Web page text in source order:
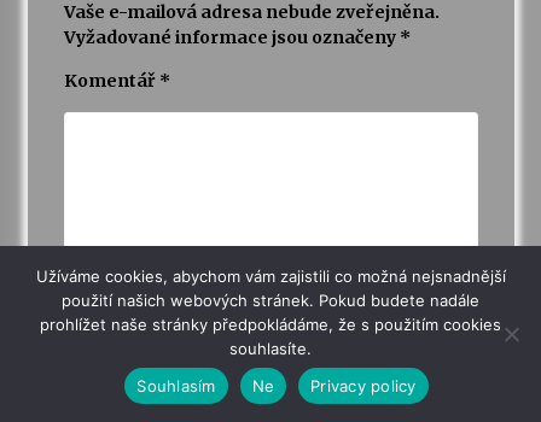
Vaše e-mailová adresa nebude zveřejněna.
Vyžadované informace jsou označeny *
Komentář *
Užíváme cookies, abychom vám zajistili co možná nejsnadnější
použití našich webových stránek. Pokud budete nadále
prohlížet naše stránky předpokládáme, že s použitím cookies
souhlasíte.
Souhlasím
Ne Privacy policy